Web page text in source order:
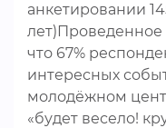
анкетировании
лет)Проведенное
что 67%
интересных
молодёжном
«будет весело!